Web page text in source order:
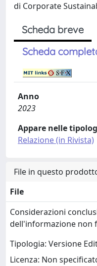
di Corporate
Scheda breve
Scheda
Anno
2023
Appare nelle
Relazione (in Rivista)
File in questo
File
Considerazioni
dell'informazione non
Tipologia: Versione
Licenza: Non